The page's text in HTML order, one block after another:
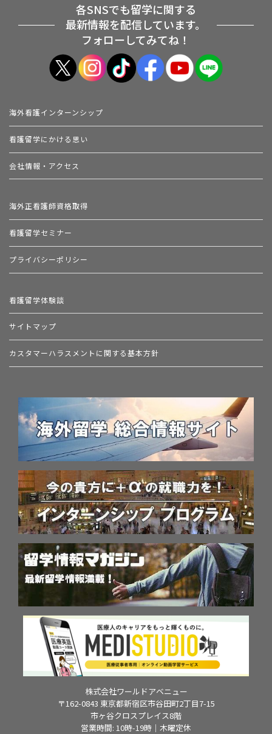
各SNSでも留学に関する
最新情報を配信しています。
フォローしてみてね！
海外看護インターンシップ
看護留学にかける思い
会社情報・アクセス
海外正看護師資格取得
看護留学セミナー
プライバシーポリシー
看護留学体験談
サイトマップ
カスタマーハラスメントに関する基本方針
株式会社ワールドアベニュー
〒162-0843 東京都新宿区市谷田町2丁目7-15
市ヶ谷クロスプレイス8階
営業時間: 10時-19時｜木曜定休